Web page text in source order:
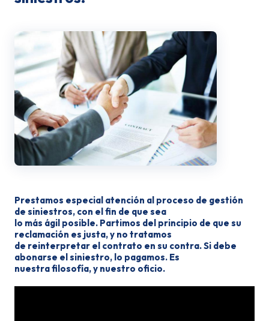
Prestamos especial atención al proceso de gestión
de siniestros, con el fin de que sea
lo más ágil posible. Partimos del principio de que su
reclamación es justa, y no tratamos
de reinterpretar el contrato en su contra. Si debe
abonarse el siniestro, lo pagamos. Es
nuestra filosofía, y nuestro oficio.